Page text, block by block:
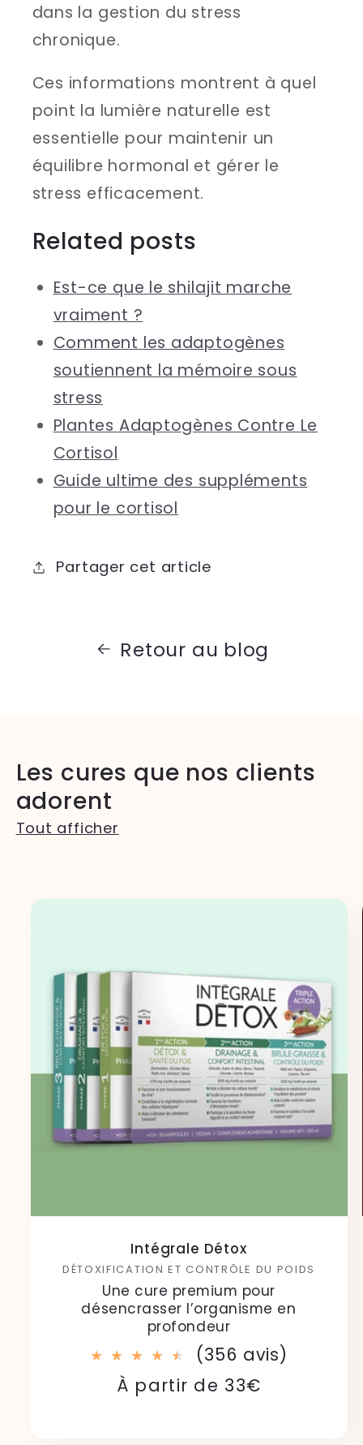
dans la gestion du stress
chronique.
Ces informations montrent à quel
point la lumière naturelle est
essentielle pour maintenir un
équilibre hormonal et gérer le
stress efficacement.
Related posts
Est-ce que le shilajit marche
vraiment ?
Comment les adaptogènes
soutiennent la mémoire sous
stress
Plantes Adaptogènes Contre Le
Cortisol
Guide ultime des suppléments
pour le cortisol
Partager cet article
Retour au blog
Les cures que nos clients
adorent
Tout afficher
Intégrale Détox
DÉTOXIFICATION ET CONTRÔLE DU POIDS
Une cure premium pour
désencrasser l’organisme en
profondeur
(356 avis)
Prix
Prix
À partir de 33€